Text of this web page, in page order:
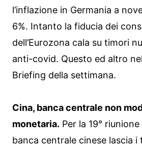
l’inflazione in Germania a
6%. Intanto la fiducia dei
dell’Eurozona cala su timori
anti-covid. Questo ed altro
Briefing della settimana.
Cina, banca centrale non
monetaria. Per la 19°
banca centrale cinese lascia i